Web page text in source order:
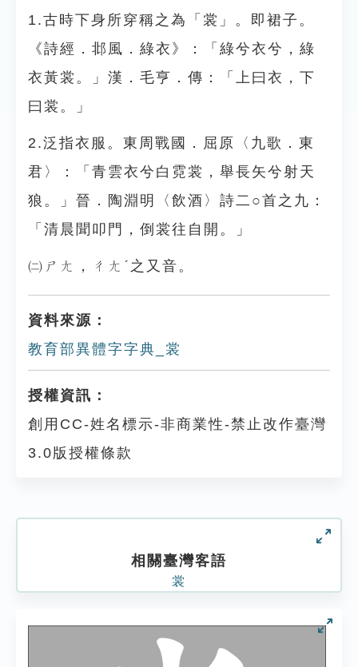
1.古時下身所穿稱之為「裳」。即裙子。
《詩經．邶風．綠衣》：「綠兮衣兮，綠
衣黃裳。」漢．毛亨．傳：「上曰衣，下
曰裳。」
2.泛指衣服。東周戰國．屈原〈九歌．東
君〉：「青雲衣兮白霓裳，舉長矢兮射天
狼。」晉．陶淵明〈飲酒〉詩二○首之九：
「清晨聞叩門，倒裳往自開。」
㈡ㄕㄤ，ㄔㄤˊ之又音。
資料來源：
教育部異體字字典_裳
授權資訊：
創用CC-姓名標示-非商業性-禁止改作臺灣
3.0版授權條款
相關臺灣客語
裳